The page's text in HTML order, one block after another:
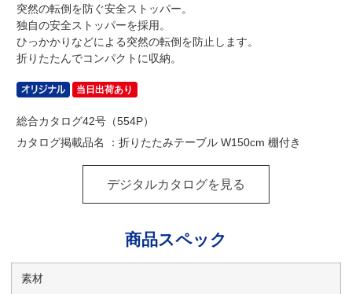
突然の転倒を防ぐ安全ストッパー。
独自の安全ストッパーを採用。
ひっかかりなどによる突然の転倒を防止します。
折りたたんでコンパクトに収納。
当日出荷あり
総合カタログ42号（554P）
カタログ掲載品名 ：折りたたみテーブル W150cm 棚付き
デジタルカタログを見る
商品スペック
素材